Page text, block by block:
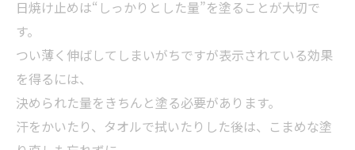
日焼け止めは“しっかりとした量”を塗ることが大切で
す。
つい薄く伸ばしてしまいがちですが表示されている効果
を得るには、
決められた量をきちんと塗る必要があります。
汗をかいたり、タオルで拭いたりした後は、こまめな塗